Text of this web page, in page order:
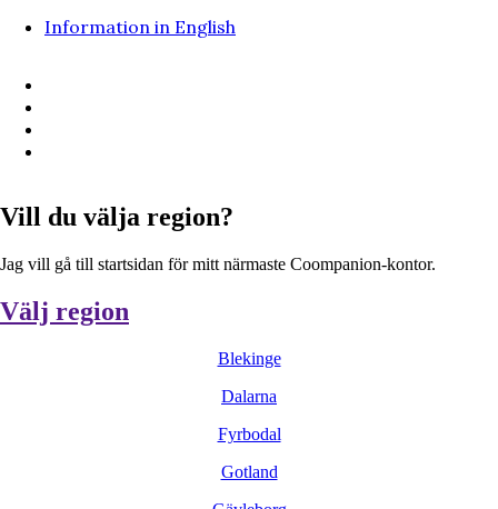
Information in English
Vill du välja region?
Jag vill gå till startsidan för mitt närmaste Coompanion-kontor.
Välj region
Blekinge
Dalarna
Fyrbodal
Gotland